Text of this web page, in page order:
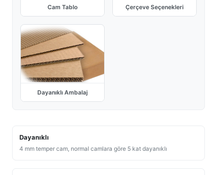
Cam Tablo Çerçeve Seçenekleri
Dayanıklı Ambalaj
Dayanıklı
4 mm temper cam, normal camlara göre 5 kat dayanıklı